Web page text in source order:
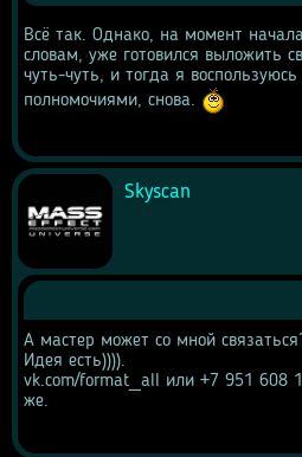
Всё так. Однако, на момент
словам, уже готовился выложить
чуть-чуть, и тогда я
полномочиями, снова.
Skyscan
А мастер может со мной
Идея есть)))).
vk.com/format_all или +7 951 608
же.